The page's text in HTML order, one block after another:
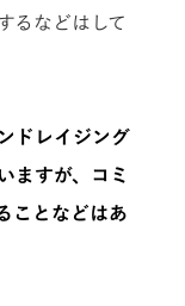
るなどはして
ドレイジング
ますが、コミ
ことなどはあ